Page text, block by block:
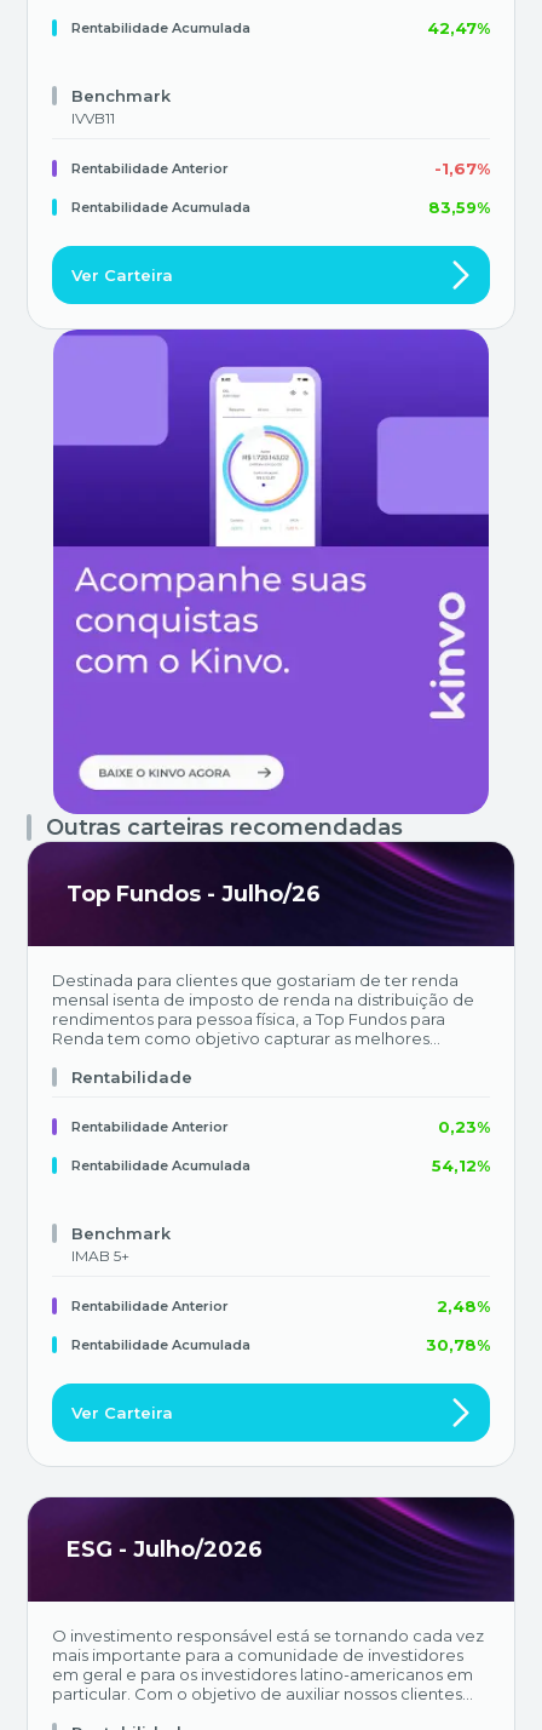
Rentabilidade Acumulada 42,47%
Benchmark
IVVB11
Rentabilidade Anterior -1,67%
Rentabilidade Acumulada 83,59%
Ver Carteira
Outras carteiras recomendadas
Top Fundos - Julho/26
Destinada para clientes que gostariam de ter renda
mensal isenta de imposto de renda na distribuição de
rendimentos para pessoa física, a Top Fundos para
Renda tem como objetivo capturar as melhores
profundo processo de análise e avaliação de qualidade
Rentabilidade
Rentabilidade Anterior 0,23%
Rentabilidade Acumulada 54,12%
Benchmark
IMAB 5+
Rentabilidade Anterior 2,48%
Rentabilidade Acumulada 30,78%
Ver Carteira
ESG - Julho/2026
O investimento responsável está se tornando cada vez
mais importante para a comunidade de investidores
em geral e para os investidores latino-americanos em
particular. Com o objetivo de auxiliar nossos clientes